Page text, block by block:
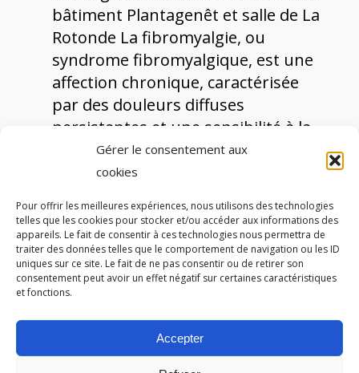
Gérer le consentement aux
cookies
Pour offrir les meilleures expériences, nous utilisons des technologies
telles que les cookies pour stocker et/ou accéder aux informations des
appareils. Le fait de consentir à ces technologies nous permettra de
traiter des données telles que le comportement de navigation ou les ID
uniques sur ce site. Le fait de ne pas consentir ou de retirer son
consentement peut avoir un effet négatif sur certaines caractéristiques
et fonctions.
Accepter
bâtiment Plantagenêt et salle de La
Rotonde La fibromyalgie, ou
syndrome fibromyalgique, est une
affection chronique, caractérisée
par des douleurs diffuses
persistantes et une sensibilité à la
pression souvent associées à…
Autres partenaires